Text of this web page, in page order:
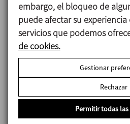
En el caso de ubicar el
depósito, según el producto
instalar un cortacorriente
mayor calidad en la
descentrado no es necesario.
embargo, el bloqueo de
puede afectar su experiencia
servicios que podemos
de cookies.
Gestionar
Rechazar
Permitir todas las